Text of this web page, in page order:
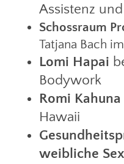
Assistenz
Schossraum
Tatjana Bach
Lomi Hapai
Bodywork
Romi
Hawaii
weibliche